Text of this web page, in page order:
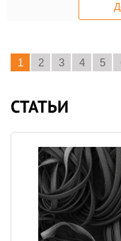
1 2 3 4 5
СТАТЬИ